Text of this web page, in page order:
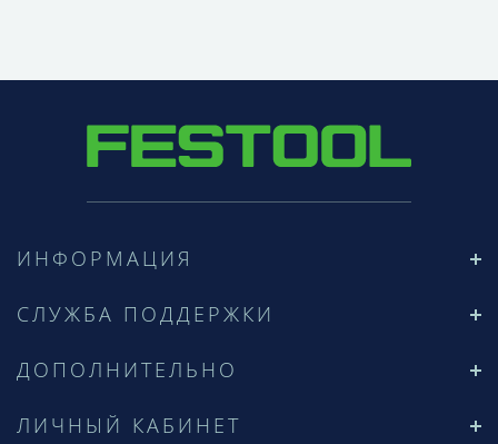
ИНФОРМАЦИЯ
СЛУЖБА ПОДДЕРЖКИ
ДОПОЛНИТЕЛЬНО
ЛИЧНЫЙ КАБИНЕТ